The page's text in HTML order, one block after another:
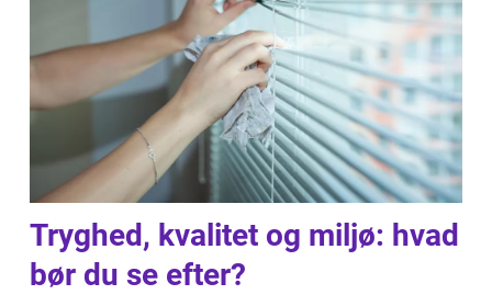
Tryghed, kvalitet og miljø: hvad
bør du se efter?